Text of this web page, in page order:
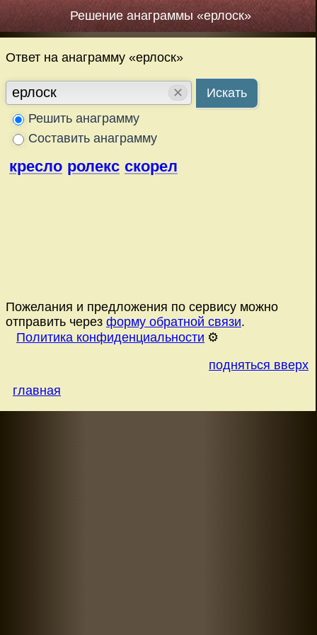
Решение анаграммы «ерлоск»
Ответ на анаграмму «ерлоск»
✕
Искать
Решить анаграмму
Составить анаграмму
кресло ролекс скорел
Пожелания и предложения по сервису можно
отправить через форму обратной связи.
Политика конфиденциальности ⚙️
подняться вверх
главная